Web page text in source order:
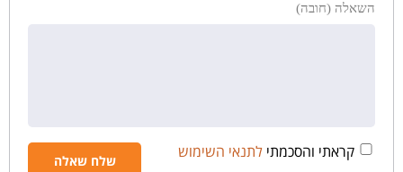
השאלה (חובה)
קראתי והסכמתי לתנאי השימוש